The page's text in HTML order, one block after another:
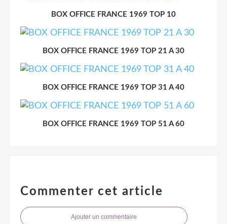
BOX OFFICE FRANCE 1969 TOP 10
BOX OFFICE FRANCE 1969 TOP 21 A 30
BOX OFFICE FRANCE 1969 TOP 31 A 40
BOX OFFICE FRANCE 1969 TOP 51 A 60
Commenter cet article
Ajouter un commentaire